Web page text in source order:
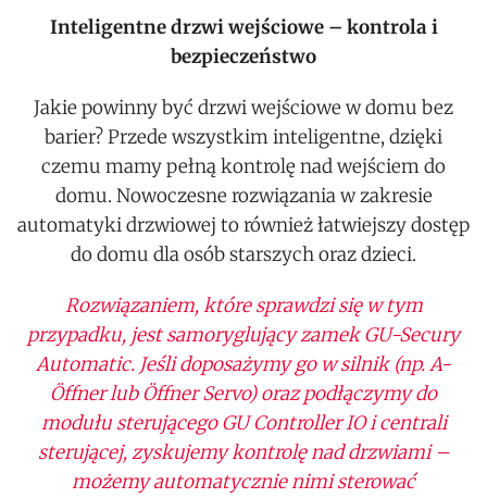
Inteligentne drzwi wejściowe – kontrola i
bezpieczeństwo
Jakie powinny być drzwi wejściowe w domu bez
barier? Przede wszystkim inteligentne, dzięki
czemu mamy pełną kontrolę nad wejściem do
domu. Nowoczesne rozwiązania w zakresie
automatyki drzwiowej to również łatwiejszy dostęp
do domu dla osób starszych oraz dzieci.
Rozwiązaniem, które sprawdzi się w tym
przypadku, jest samoryglujący zamek GU-Secury
Automatic. Jeśli doposażymy go w silnik (np. A-
Öffner lub Öffner Servo) oraz podłączymy do
modułu sterującego GU Controller IO i centrali
sterującej, zyskujemy kontrolę nad drzwiami –
możemy automatycznie nimi sterować